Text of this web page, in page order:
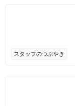
スタッフのつぶやき